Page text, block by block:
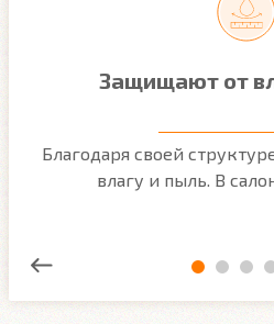
Защищают от
Благодаря своей
влагу и пыль. В